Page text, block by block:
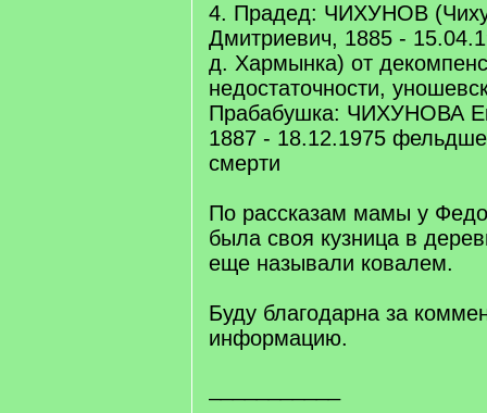
4. Прадед: ЧИХУНОВ
Дмитриевич, 1885 -
д. Хармынка) от
недостаточности,
Прабабушка: ЧИХУНОВА
1887 - 18.12.1975
смерти
По рассказам мамы у
была своя кузница в
еще называли ковалем.
Буду благодарна за
информацию.